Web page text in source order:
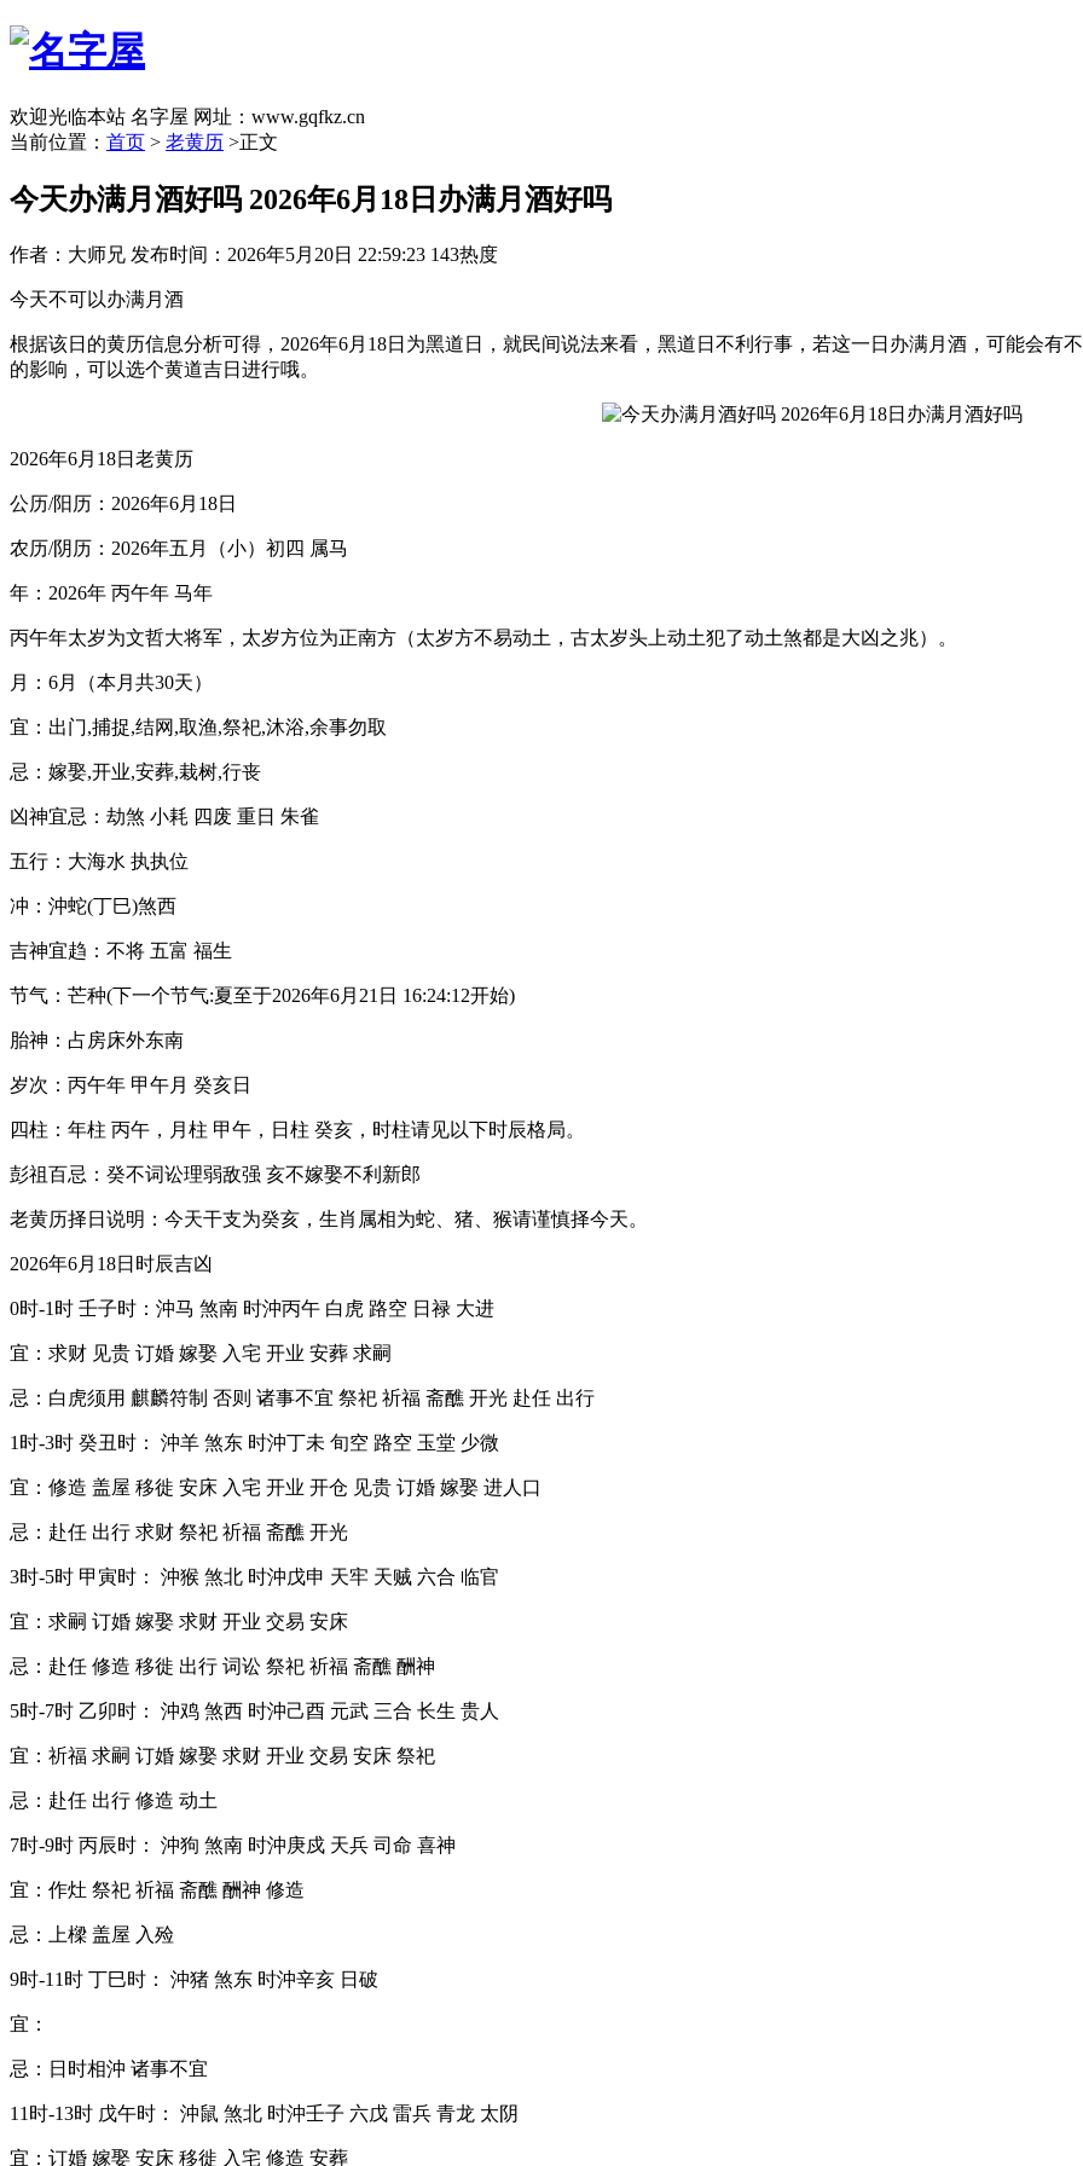
欢迎光临本站 名字屋 网址：www.gqfkz.cn
当前位置： 首页 > 老黄历 >正文
今天办满月酒好吗 2026年6月18日办满月酒好吗
作者：大师兄 发布时间：2026年5月20日 22:59:23 143热度
今天不可以办满月酒
根据该日的黄历信息分析可得，2026年6月18日为黑道日，就民间说法来看，黑道日不利行事，若这一日办满月酒，可能会有
的影响，可以选个黄道吉日进行哦。
2026年6月18日老黄历
公历/阳历：2026年6月18日
农历/阴历：2026年五月（小）初四 属马
年：2026年 丙午年 马年
丙午年太岁为文哲大将军，太岁方位为正南方（太岁方不易动土，古太岁头上动土犯了动土煞都是大凶之兆）。
月：6月（本月共30天）
宜：出门,捕捉,结网,取渔,祭祀,沐浴,余事勿取
忌：嫁娶,开业,安葬,栽树,行丧
凶神宜忌：劫煞 小耗 四废 重日 朱雀
五行：大海水 执执位
冲：沖蛇(丁巳)煞西
吉神宜趋：不将 五富 福生
节气：芒种(下一个节气:夏至于2026年6月21日 16:24:12开始)
胎神：占房床外东南
岁次：丙午年 甲午月 癸亥日
四柱：年柱 丙午，月柱 甲午，日柱 癸亥，时柱请见以下时辰格局。
彭祖百忌：癸不词讼理弱敌强 亥不嫁娶不利新郎
老黄历择日说明：今天干支为癸亥，生肖属相为蛇、猪、猴请谨慎择今天。
2026年6月18日时辰吉凶
0时-1时 壬子时：沖马 煞南 时沖丙午 白虎 路空 日禄 大进
宜：求财 见贵 订婚 嫁娶 入宅 开业 安葬 求嗣
忌：白虎须用 麒麟符制 否则 诸事不宜 祭祀 祈福 斋醮 开光 赴任 出行
1时-3时 癸丑时： 沖羊 煞东 时沖丁未 旬空 路空 玉堂 少微
宜：修造 盖屋 移徙 安床 入宅 开业 开仓 见贵 订婚 嫁娶 进人口
忌：赴任 出行 求财 祭祀 祈福 斋醮 开光
3时-5时 甲寅时： 沖猴 煞北 时沖戊申 天牢 天贼 六合 临官
宜：求嗣 订婚 嫁娶 求财 开业 交易 安床
忌：赴任 修造 移徙 出行 词讼 祭祀 祈福 斋醮 酬神
5时-7时 乙卯时： 沖鸡 煞西 时沖己酉 元武 三合 长生 贵人
宜：祈福 求嗣 订婚 嫁娶 求财 开业 交易 安床 祭祀
忌：赴任 出行 修造 动土
7时-9时 丙辰时： 沖狗 煞南 时沖庚戍 天兵 司命 喜神
宜：作灶 祭祀 祈福 斋醮 酬神 修造
忌：上樑 盖屋 入殓
9时-11时 丁巳时： 沖猪 煞东 时沖辛亥 日破
宜：
忌：日时相沖 诸事不宜
11时-13时 戊午时： 沖鼠 煞北 时沖壬子 六戊 雷兵 青龙 太阴
宜：订婚 嫁娶 安床 移徙 入宅 修造 安葬